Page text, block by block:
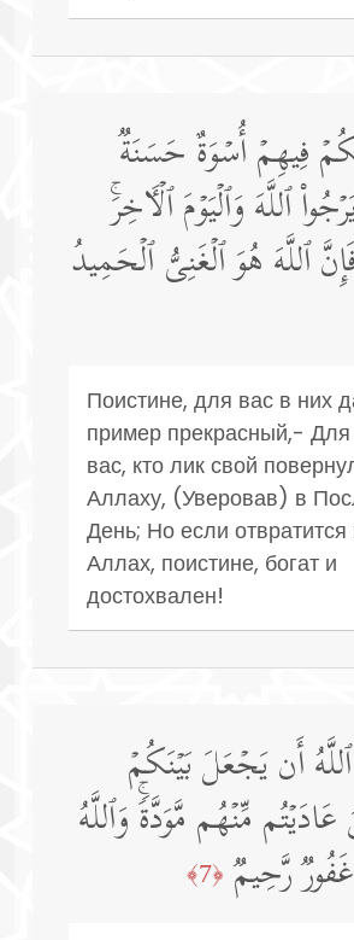
فِیهِمۡ أُسۡوَةٌ حَسَنَةࣱ
ٱللَّهَ وَٱلۡیَوۡمَ ٱلۡـَٔاخِرَۚ
ٱللَّهَ هُوَ ٱلۡغَنِیُّ ٱلۡحَمِیدُ
Поистине, для вас в них
пример прекрасный,- Для
вас, кто лик свой
Аллаху, (Уверовав) в
День; Но если отвратится
Аллах, поистине, богат и
достохвален!
أَن یَجۡعَلَ بَیۡنَكُمۡ
مِّنۡهُم مَّوَدَّةࣰۚ وَٱللَّهُ
رَّحِیمࣱ ﴿7﴾